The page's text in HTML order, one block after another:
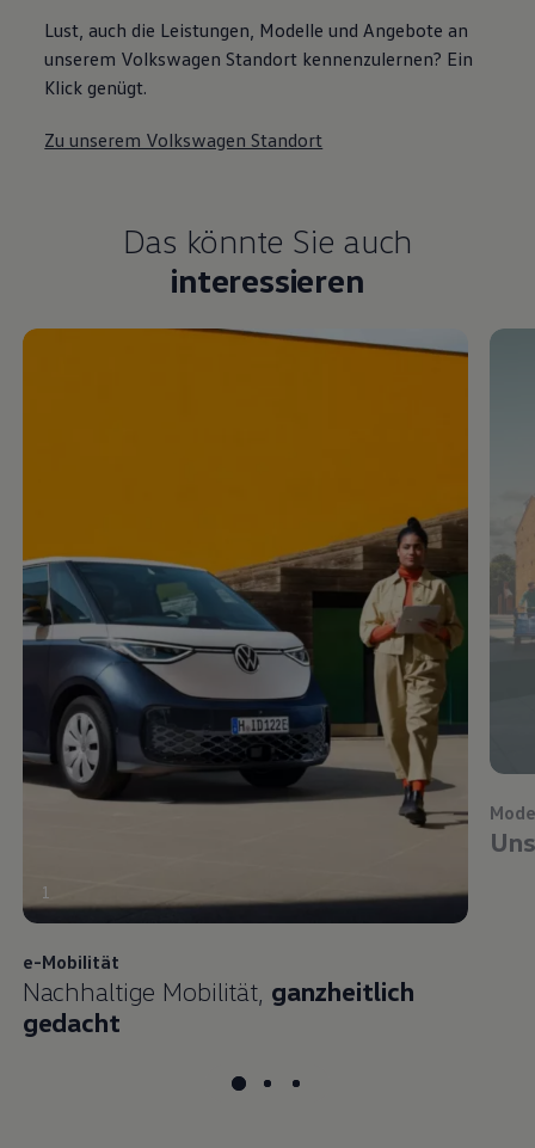
Lust, auch die Leistungen, Modelle und Angebote an
unserem Volkswagen Standort kennenzulernen? Ein
Klick genügt.
Zu unserem Volkswagen Standort
Das könnte Sie auch
interessieren
1
e-Mobilität
Nachhaltige Mobilität, ganzheitlich
gedacht